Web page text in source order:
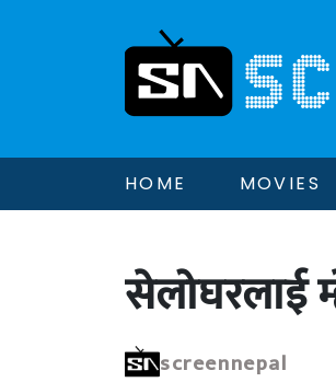
HOME MOVIES
सेलोघरलाई
screennepal